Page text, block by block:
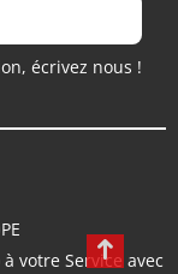
écrivez nous !
votre Service avec